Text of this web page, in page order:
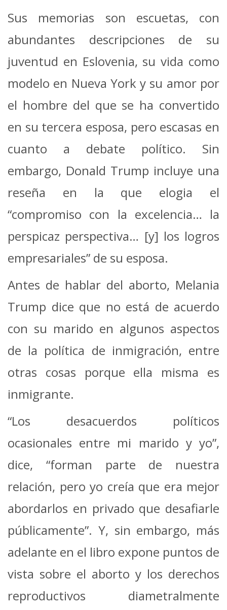
Sus memorias son escuetas, con
abundantes descripciones de su
juventud en Eslovenia, su vida como
modelo en Nueva York y su amor por
el hombre del que se ha convertido
en su tercera esposa, pero escasas en
cuanto a debate político. Sin
embargo, Donald Trump incluye una
reseña en la que elogia el
“compromiso con la excelencia… la
perspicaz perspectiva… [y] los logros
empresariales” de su esposa.
Antes de hablar del aborto, Melania
Trump dice que no está de acuerdo
con su marido en algunos aspectos
de la política de inmigración, entre
otras cosas porque ella misma es
inmigrante.
“Los desacuerdos políticos
ocasionales entre mi marido y yo”,
dice, “forman parte de nuestra
relación, pero yo creía que era mejor
abordarlos en privado que desafiarle
públicamente”. Y, sin embargo, más
adelante en el libro expone puntos de
vista sobre el aborto y los derechos
reproductivos diametralmente